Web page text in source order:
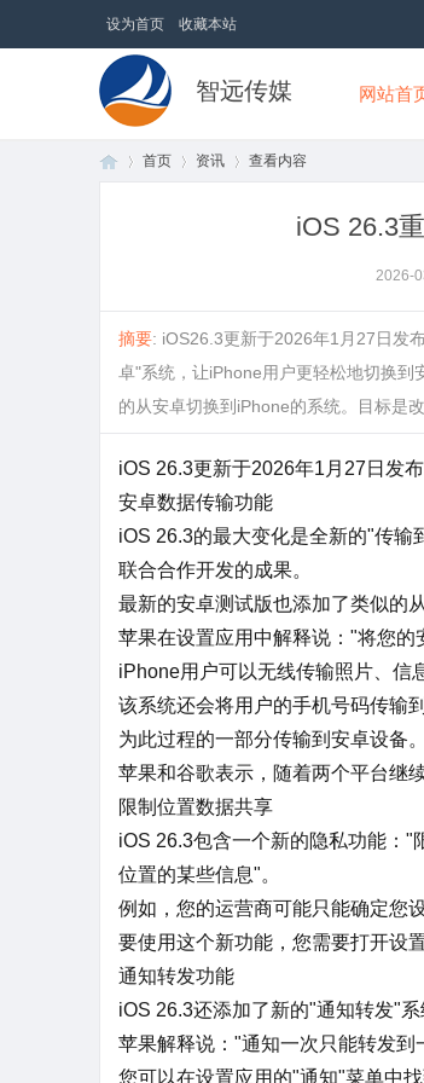
设为首页 收藏本站
智远传媒 网站首
首页 资讯 查看内容
iOS 26.3
2026-
摘要: iOS26.3更新于2026年1月27日发
卓"系统，让iPhone用户更轻松地切换到
的从安卓切换到iPhone的系统。目标是
iOS 26.3更新于2026年1月27日发
安卓数据传输功能
iOS 26.3的最大变化是全新的"传输
联合合作开发的成果。
最新的安卓测试版也添加了类似的
苹果在设置应用中解释说："将您的
iPhone用户可以无线传输照片、信
该系统还会将用户的手机号码传输
为此过程的一部分传输到安卓设备。
苹果和谷歌表示，随着两个平台继
限制位置数据共享
iOS 26.3包含一个新的隐私功能：
位置的某些信息"。
例如，您的运营商可能只能确定您
要使用这个新功能，您需要打开设
通知转发功能
iOS 26.3还添加了新的"通知转发"
苹果解释说："通知一次只能转发
您可以在设置应用的"通知"菜单中找